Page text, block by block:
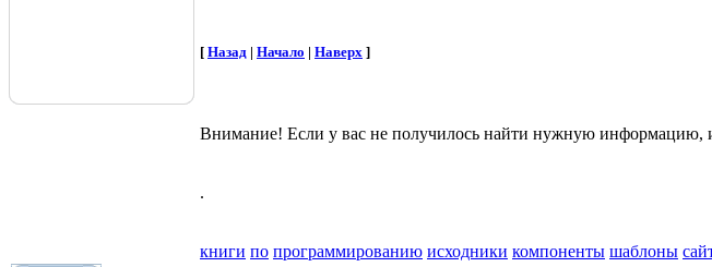
[ Назад | Начало | Наверх ]
Внимание! Если у вас не получилось найти нужную информацию,
.
книги по программированию исходники компоненты шаблоны